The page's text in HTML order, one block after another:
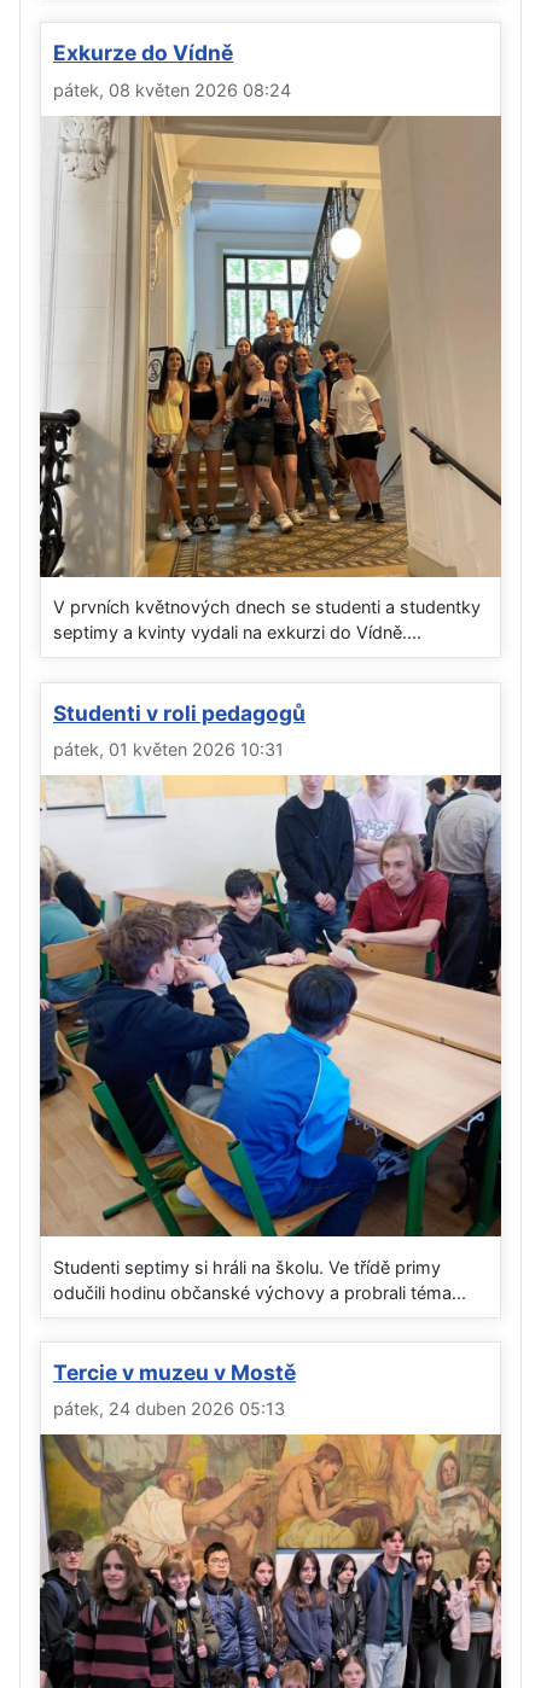
Exkurze do Vídně
pátek, 08 květen 2026 08:24
V prvních květnových dnech se studenti a studentky
septimy a kvinty vydali na exkurzi do Vídně....
Studenti v roli pedagogů
pátek, 01 květen 2026 10:31
Studenti septimy si hráli na školu. Ve třídě primy
odučili hodinu občanské výchovy a probrali téma...
Tercie v muzeu v Mostě
pátek, 24 duben 2026 05:13